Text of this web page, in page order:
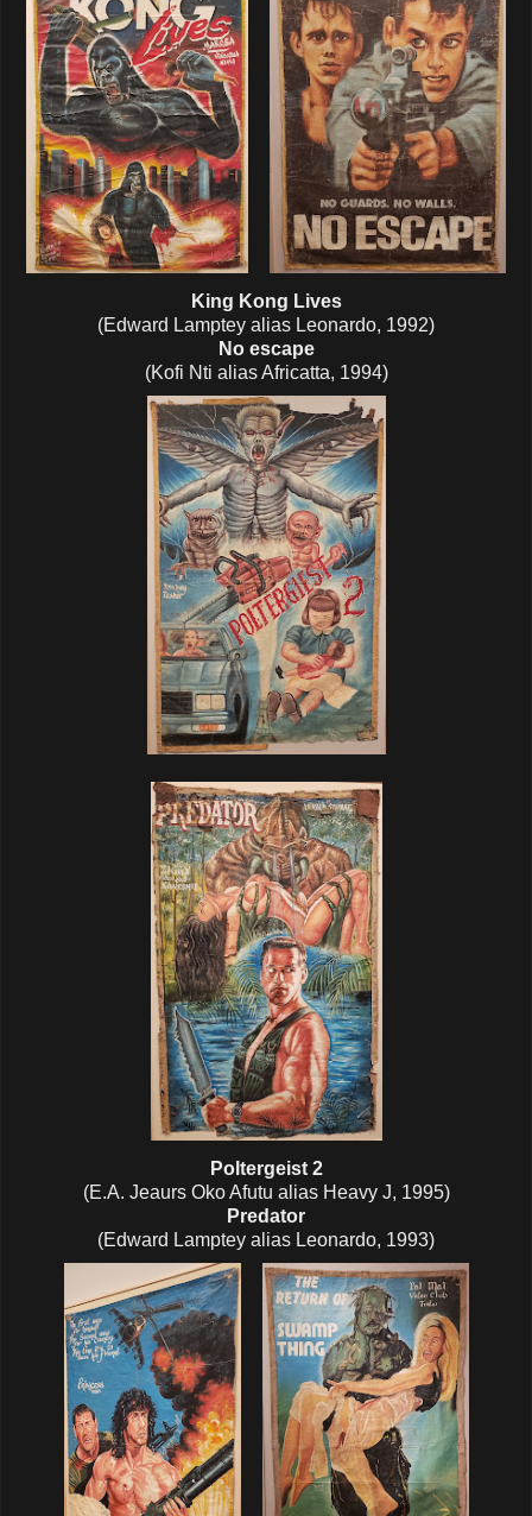
King Kong Lives
(Edward Lamptey alias Leonardo, 1992)
No escape
(Kofi Nti alias Africatta, 1994)
Poltergeist 2
(E.A. Jeaurs Oko Afutu alias Heavy J, 1995)
Predator
(Edward Lamptey alias Leonardo, 1993)